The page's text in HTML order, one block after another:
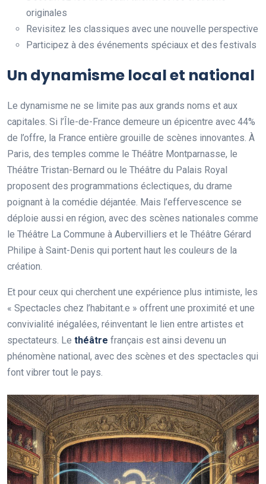
originales
Revisitez les classiques avec une nouvelle perspective
Participez à des événements spéciaux et des festivals
Un dynamisme local et national
Le dynamisme ne se limite pas aux grands noms et aux
capitales. Si l’Île-de-France demeure un épicentre avec 44%
de l’offre, la France entière grouille de scènes innovantes. À
Paris, des temples comme le Théâtre Montparnasse, le
Théâtre Tristan-Bernard ou le Théâtre du Palais Royal
proposent des programmations éclectiques, du drame
poignant à la comédie déjantée. Mais l’effervescence se
déploie aussi en région, avec des scènes nationales comme
le Théâtre La Commune à Aubervilliers et le Théâtre Gérard
Philipe à Saint-Denis qui portent haut les couleurs de la
création.
Et pour ceux qui cherchent une expérience plus intimiste, les
« Spectacles chez l’habitant.e » offrent une proximité et une
convivialité inégalées, réinventant le lien entre artistes et
spectateurs. Le théâtre français est ainsi devenu un
phénomène national, avec des scènes et des spectacles qui
font vibrer tout le pays.